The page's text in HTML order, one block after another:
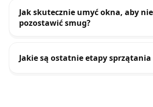
Jak skutecznie umyć okna, aby nie
pozostawić smug?
Jakie są ostatnie etapy